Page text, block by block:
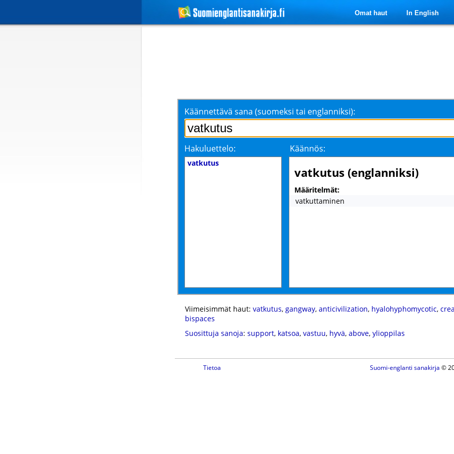
Omat haut In English
Käännettävä sana (suomeksi tai englanniksi):
Hakuluettelo: Käännös:
vatkutus
vatkutus (englanniksi)
Määritelmät:
vatkuttaminen
Viimeisimmät haut: vatkutus, gangway, anticivilization, hyalohyphomycotic,
bispaces
Suosittuja sanoja: support, katsoa, vastuu, hyvä, above, ylioppilas
Tietoa Suomi-englanti sanakirja ©